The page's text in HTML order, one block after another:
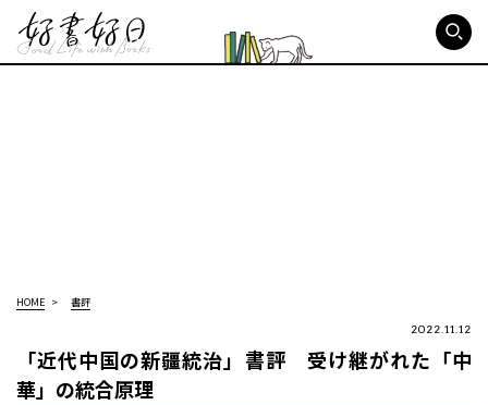
HOME 書評
2022.11.12
「近代中国の新疆統治」書評 受け継がれた「中
華」の統合原理